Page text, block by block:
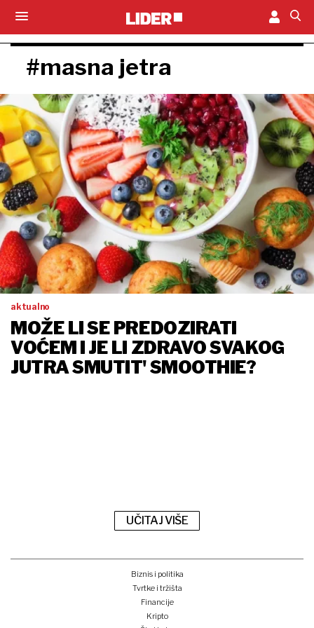
#masna jetra
aktualno
MOŽE LI SE PREDOZIRATI
VOĆEM I JE LI ZDRAVO SVAKOG
JUTRA SMUTIT' SMOOTHIE?
UČITAJ VIŠE
Biznis i politika
Tvrtke i tržišta
Financije
Kripto